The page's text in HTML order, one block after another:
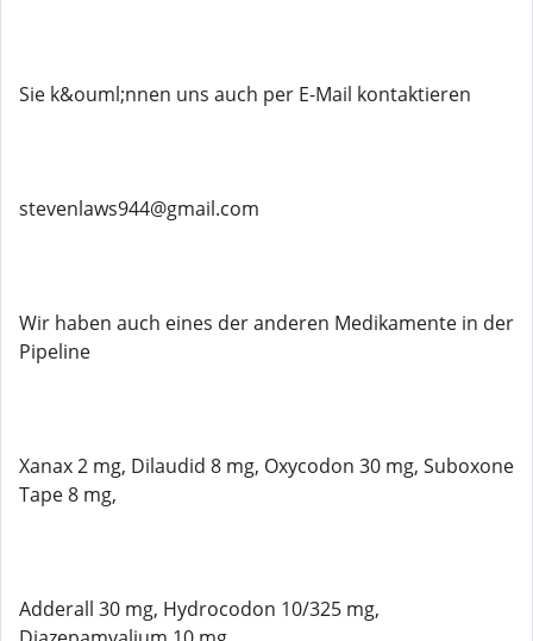
Sie k&ouml;nnen uns auch per E-Mail kontaktieren
stevenlaws944@gmail.com
Wir haben auch eines der anderen Medikamente in der
Pipeline
Xanax 2 mg, Dilaudid 8 mg, Oxycodon 30 mg, Suboxone
Tape 8 mg,
Adderall 30 mg, Hydrocodon 10/325 mg,